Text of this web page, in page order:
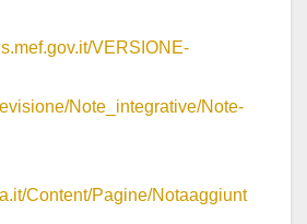
VERSIONE-
Note_integrative/Note-
Content/Pagine/Notaaggiunt